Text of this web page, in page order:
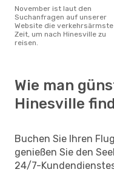
November ist laut den
Suchanfragen auf unserer
Website die verkehrsärmste
Zeit, um nach Hinesville zu
reisen.
Wie man
Hinesville
Buchen Sie Ihren
genießen Sie den
24/7-